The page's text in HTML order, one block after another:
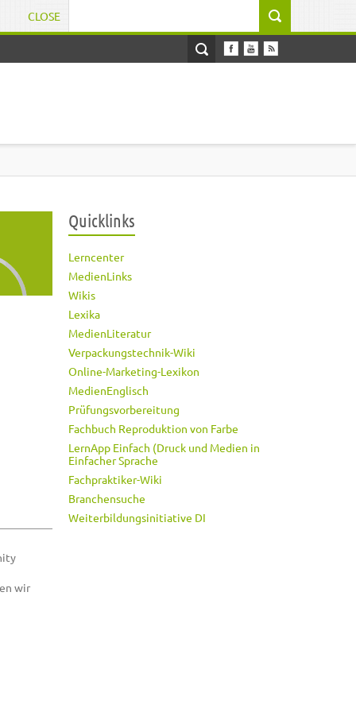
CLOSE
wir
Quicklinks
Lerncenter
MedienLinks
Wikis
Lexika
MedienLiteratur
Verpackungstechnik-Wiki
Online-Marketing-Lexikon
MedienEnglisch
Prüfungsvorbereitung
Fachbuch Reproduktion von Farbe
LernApp Einfach (Druck und Medien in
Einfacher Sprache
Fachpraktiker-Wiki
Branchensuche
Weiterbildungsinitiative DI